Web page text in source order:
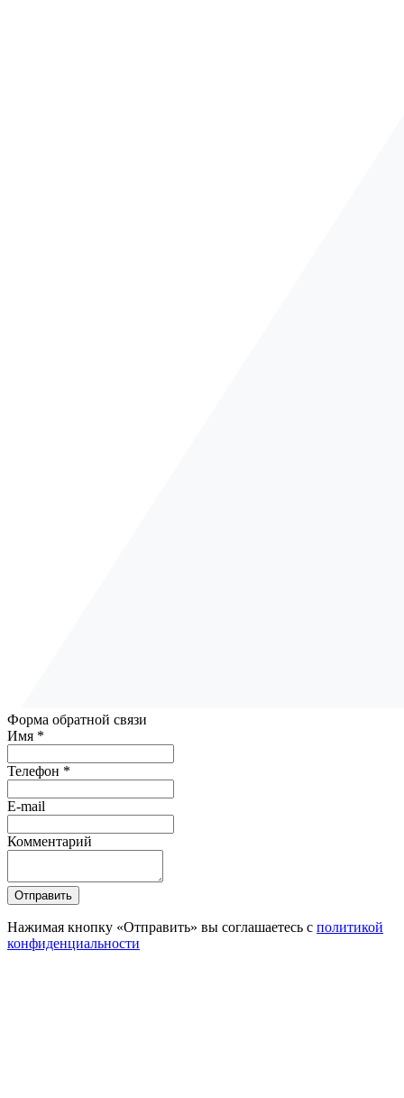
Форма обратной связи
Имя *
Телефон *
E-mail
Комментарий
Отправить
Нажимая кнопку «Отправить» вы соглашаетесь с политикой
конфиденциальности